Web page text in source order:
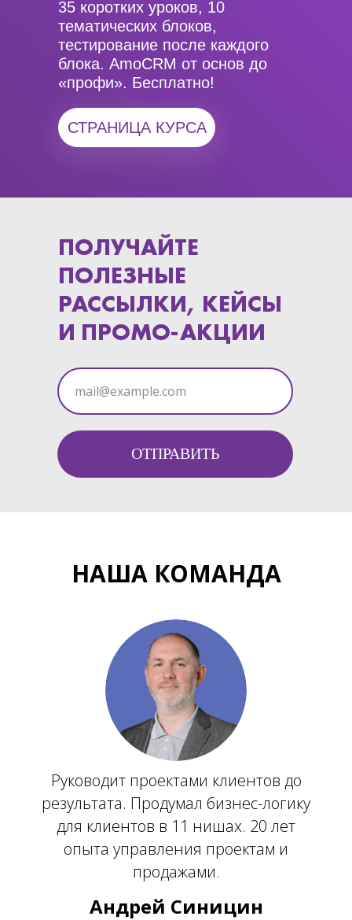
35 коротких уроков, 10
тематических блоков,
тестирование после каждого
блока. AmoCRM от основ до
«профи». Бесплатно!
СТРАНИЦА КУРСА
ПОЛУЧАЙТЕ
ПОЛЕЗНЫЕ
РАССЫЛКИ, КЕЙСЫ
И ПРОМО-АКЦИИ
ОТПРАВИТЬ
НАША КОМАНДА
Руководит проектами клиентов до
результата. Продумал бизнес-логику
для клиентов в 11 нишах. 20 лет
опыта управления проектам и
продажами.
Андрей Синицин